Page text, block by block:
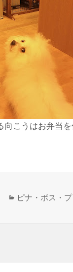
向こうはお弁当
カ
ピナ・ボス・